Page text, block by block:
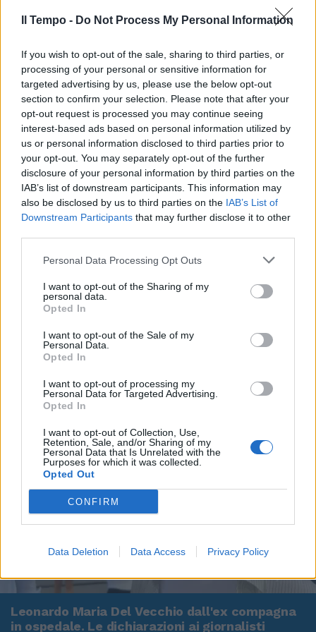
Il Tempo - Do Not Process My Personal Information
If you wish to opt-out of the sale, sharing to third parties, or
processing of your personal or sensitive information for
targeted advertising by us, please use the below opt-out
section to confirm your selection. Please note that after your
opt-out request is processed you may continue seeing
interest-based ads based on personal information utilized by
us or personal information disclosed to third parties prior to
your opt-out. You may separately opt-out of the further
disclosure of your personal information by third parties on the
IAB’s list of downstream participants. This information may
also be disclosed by us to third parties on the IAB’s List of
Downstream Participants that may further disclose it to other
Personal Data Processing Opt Outs
I want to opt-out of the Sharing of my
personal data.
Opted In
I want to opt-out of the Sale of my
Personal Data.
Opted In
I want to opt-out of processing my
Personal Data for Targeted Advertising.
Opted In
I want to opt-out of Collection, Use,
Retention, Sale, and/or Sharing of my
Personal Data that Is Unrelated with the
Purposes for which it was collected.
Opted Out
CONFIRM
Data Deletion Data Access Privacy Policy
Leonardo Maria Del Vecchio dall'ex compagna
in ospedale. Le dichiarazioni ai giornalisti